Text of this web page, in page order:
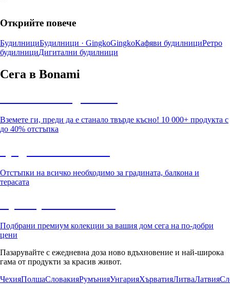
Открийте повече
БудилнициБудилници · GingkoGingkoКафяви будилнициРетро
будилнициДигитални будилници
Сега в Bonami
Вземете ги, преди да е станало твърде късно! 10 000+ продукта с
до 40% отстъпка
Отстъпки на всичко необходимо за градината, балкона и
терасата
Подбрани премиум колекции за вашия дом сега на по-добри
цени
Пазарувайте с ежедневна доза ново вдъхновение и най-широка
гама от продукти за красив живот.
ЧехияПолшаСловакияРумънияУнгарияХърватияЛитваЛатвия